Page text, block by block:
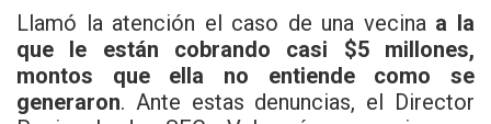
Llamó la atención el caso de una vecina a la
que le están cobrando casi $5 millones,
montos que ella no entiende como se
generaron. Ante estas denuncias, el Director